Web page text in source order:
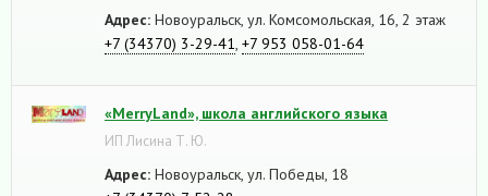
Адрес: Новоуральск, ул. Комсомольская, 16, 2 этаж
+7 (34370) 3-29-41 +7 953 058-01-64
«MerryLand», школа английского языка
ИП Лисина Т. Ю.
Адрес: Новоуральск, ул. Победы, 18